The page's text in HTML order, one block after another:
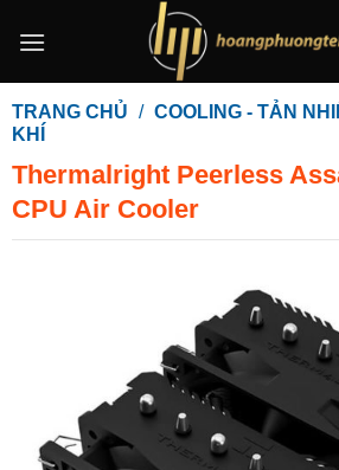
qua
dung
TRANG CHỦ / COOLING - TẢN
KHÍ
Thermalright Peerless
CPU Air Cooler